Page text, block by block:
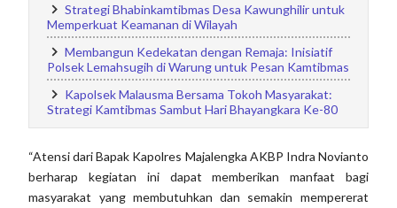
Strategi Bhabinkamtibmas Desa Kawunghilir untuk
Memperkuat Keamanan di Wilayah
Membangun Kedekatan dengan Remaja: Inisiatif
Polsek Lemahsugih di Warung untuk Pesan Kamtibmas
Kapolsek Malausma Bersama Tokoh Masyarakat:
Strategi Kamtibmas Sambut Hari Bhayangkara Ke-80
“Atensi dari Bapak Kapolres Majalengka AKBP Indra Novianto
berharap kegiatan ini dapat memberikan manfaat bagi
masyarakat yang membutuhkan dan semakin mempererat